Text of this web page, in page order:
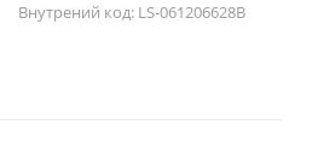
Внутрений код: LS-061206628B